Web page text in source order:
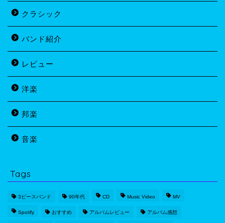
クラシック
バンド紹介
レビュー
洋楽
邦楽
音楽
Tags
3ピースバンド 90年代 CD Music Video MV
Spotify おすすめ アルバムレビュー アルバム感想